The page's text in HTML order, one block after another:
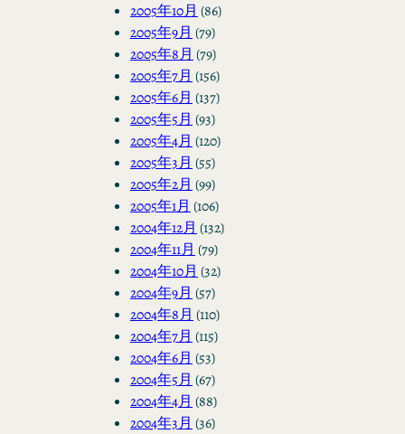
2005年10月 (86)
2005年9月 (79)
2005年8月 (79)
2005年7月 (156)
2005年6月 (137)
2005年5月 (93)
2005年4月 (120)
2005年3月 (55)
2005年2月 (99)
2005年1月 (106)
2004年12月 (132)
2004年11月 (79)
2004年10月 (32)
2004年9月 (57)
2004年8月 (110)
2004年7月 (115)
2004年6月 (53)
2004年5月 (67)
2004年4月 (88)
2004年3月 (36)